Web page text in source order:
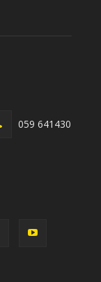
059 641430